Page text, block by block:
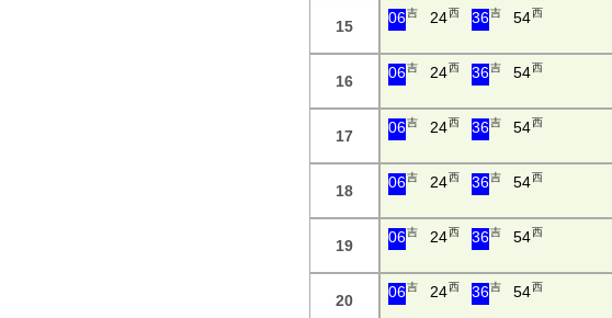
15 06吉 24西 36吉 54西
16 06吉 24西 36吉 54西
17 06吉 24西 36吉 54西
18 06吉 24西 36吉 54西
19 06吉 24西 36吉 54西
20 06吉 24西 36吉 54西